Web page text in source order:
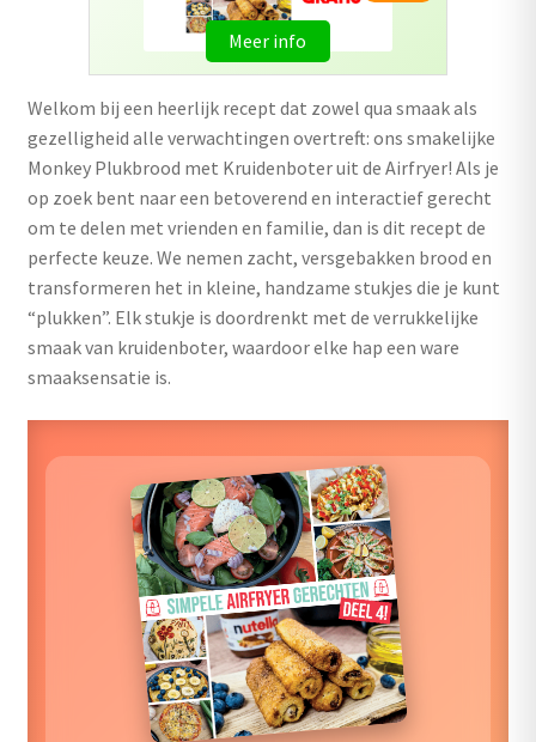
Outlet
Meer info
Welkom bij een heerlijk recept dat zowel qua smaak als
gezelligheid alle verwachtingen overtreft: ons smakelijke
Monkey Plukbrood met Kruidenboter uit de Airfryer! Als je
op zoek bent naar een betoverend en interactief gerecht
om te delen met vrienden en familie, dan is dit recept de
perfecte keuze. We nemen zacht, versgebakken brood en
transformeren het in kleine, handzame stukjes die je kunt
“plukken”. Elk stukje is doordrenkt met de verrukkelijke
smaak van kruidenboter, waardoor elke hap een ware
smaaksensatie is.